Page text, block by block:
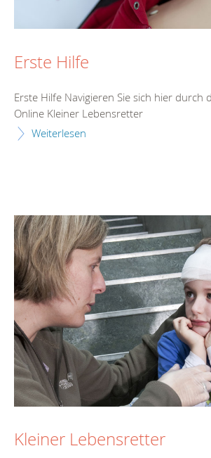
Erste Hilfe
Erste Hilfe Navigieren Sie sich hier durch
Online Kleiner Lebensretter
Weiterlesen
Kleiner Lebensretter